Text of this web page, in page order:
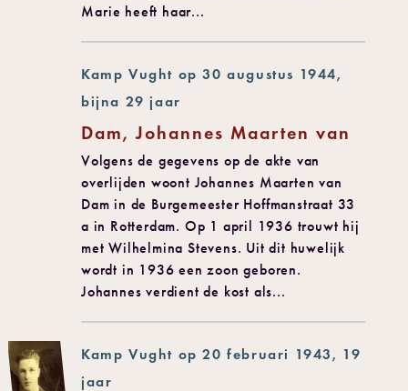
Marie heeft haar...
Kamp Vught op 30 augustus 1944,
bijna 29 jaar
Dam, Johannes Maarten van
Volgens de gegevens op de akte van
overlijden woont Johannes Maarten van
Dam in de Burgemeester Hoffmanstraat 33
a in Rotterdam. Op 1 april 1936 trouwt hij
met Wilhelmina Stevens. Uit dit huwelijk
wordt in 1936 een zoon geboren.
Johannes verdient de kost als...
Kamp Vught op 20 februari 1943, 19
jaar